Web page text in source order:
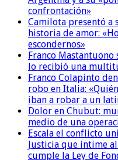
confrontación»
Camilota presentó a
historia de amor:
escondernos»
Franco
lo recibió una
Franco Colapinto
robo en Italia:
iban a robar a un
Dolor en Chubut:
medio de una
Escala el conflicto
Justicia que intime
cumple la Ley de